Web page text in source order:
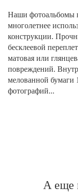
Наши фотоальбомы
многолетнее
конструкции.
бесклеевой
матовая или
повреждений.
мелованной бумаги
фотографий...
А еще